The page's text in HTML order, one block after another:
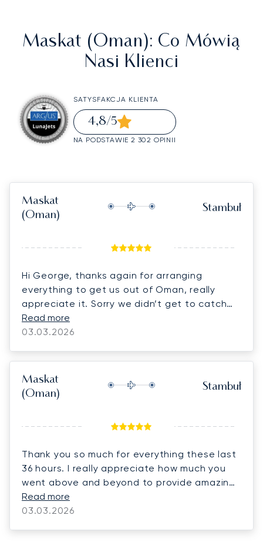
Maskat (Oman): Co Mówią
Nasi Klienci
SATYSFAKCJA KLIENTA
4,8/5
NA PODSTAWIE 2 302 OPINII
Maskat
(Oman)
Stambuł
Hi George, thanks again for arranging
everything to get us out of Oman, really
appreciate it. Sorry we didn’t get to catch
up for long at the airport, ended up a bit
rushed with the cars and thought we had to
quickly in the end!
Read more
03.03.2026
Maskat
(Oman)
Stambuł
Thank you so much for everything these last
36 hours. I really appreciate how much you
went above and beyond to provide amazing
support and rescue for my family 🙏
Read more
03.03.2026